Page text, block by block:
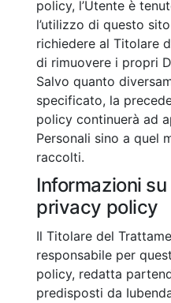
policy, l’Utente è
l’utilizzo di questo
richiedere al Titolare
di rimuovere i propri
Salvo quanto
specificato, la
policy continuerà ad
Personali sino a quel
raccolti.
Informazioni
privacy policy
Il Titolare del
responsabile per
policy, redatta
predisposti da